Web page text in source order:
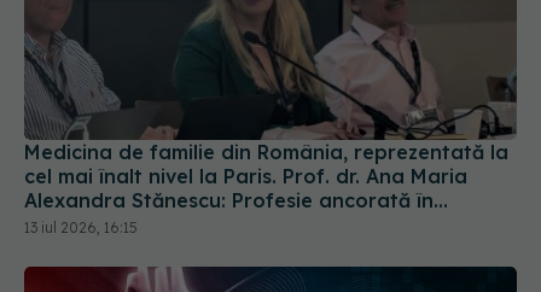
Medicina de familie din România, reprezentată la
cel mai înalt nivel la Paris. Prof. dr. Ana Maria
Alexandra Stănescu: Profesie ancorată în
comunitate
13 iul 2026, 16:15